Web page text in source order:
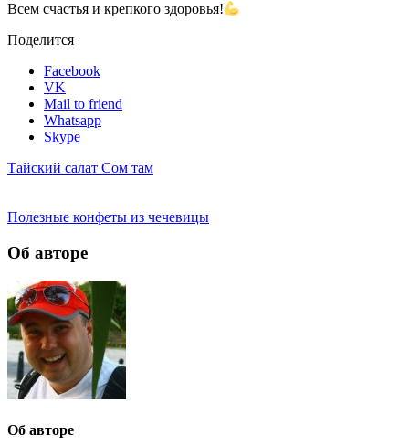
Всем счастья и крепкого здоровья!
Поделится
Facebook
VK
Mail to friend
Whatsapp
Skype
Тайский салат Сом там
Полезные конфеты из чечевицы
Об авторе
Об авторе